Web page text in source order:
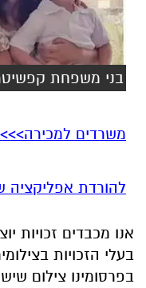
בני משפחת
משרדים למכירה>>>
להורדת אפליקציה
אנו מכבדים זכויות
בעלי הזכויות
בפרסומינו צילום